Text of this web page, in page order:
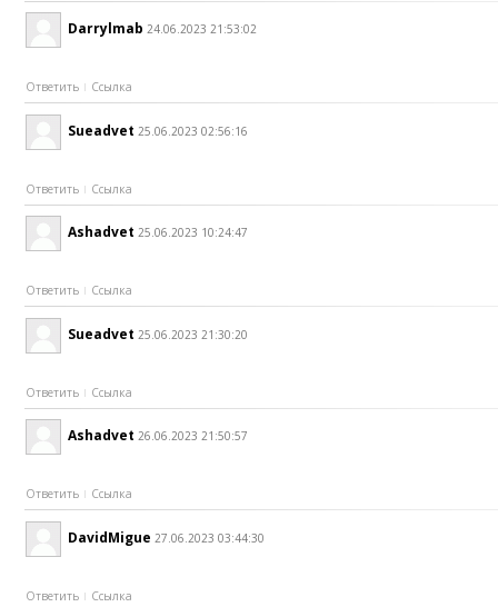
Darrylmab 24.06.2023 21:53:02
Ответить Ссылка
Sueadvet 25.06.2023 02:56:16
Ответить Ссылка
Ashadvet 25.06.2023 10:24:47
Ответить Ссылка
Sueadvet 25.06.2023 21:30:20
Ответить Ссылка
Ashadvet 26.06.2023 21:50:57
Ответить Ссылка
DavidMigue 27.06.2023 03:44:30
Ответить Ссылка